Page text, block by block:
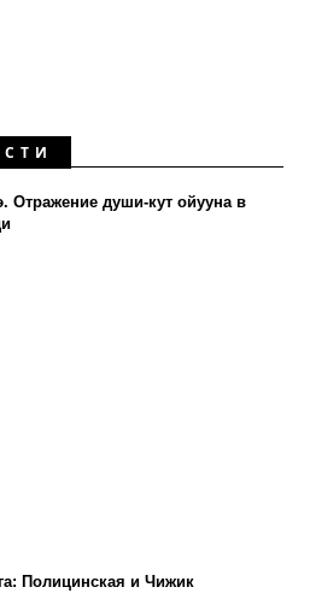
Отражение души-кут ойууна в
Полицинская и Чижик